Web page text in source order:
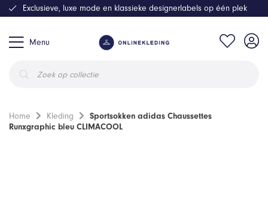
Menu
zoeken
Exclusieve, luxe mode en klassieke designerlabels op één plek
Home Kleding
Sportsokken adidas Chaussettes
Runxgraphic bleu CLIMACOOL